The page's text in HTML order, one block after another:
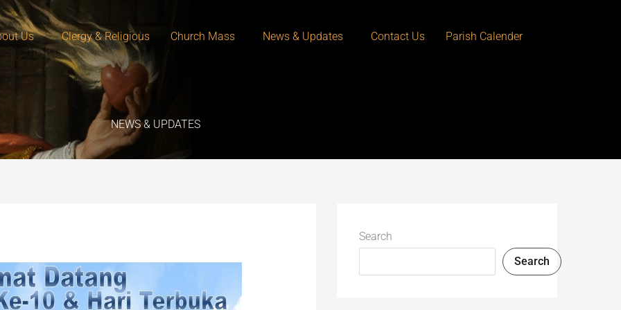
Us Clergy & Religious Church Mass News & Updates Contact Us Parish Calender
NEWS & UPDATES
Search
Search